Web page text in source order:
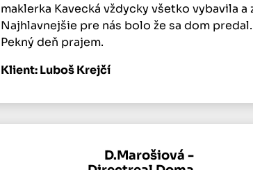
maklerka Kavecká vždycky všetko vybavila a
Najhlavnejšie pre nás bolo že sa dom
Pekný deň prajem.
Klient: Luboš Krejčí
D.Marošiová -